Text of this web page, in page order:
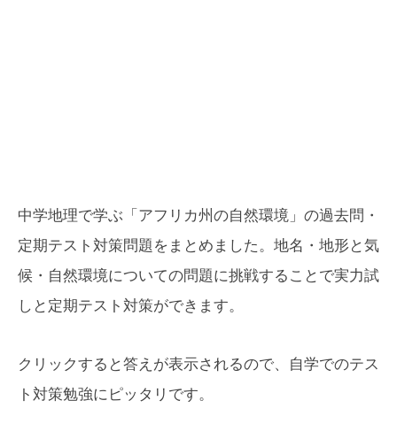
中学地理で学ぶ「アフリカ州の自然環境」の過去問・
定期テスト対策問題をまとめました。地名・地形と気
候・自然環境についての問題に挑戦することで実力試
しと定期テスト対策ができます。
クリックすると答えが表示されるので、自学でのテス
ト対策勉強にピッタリです。